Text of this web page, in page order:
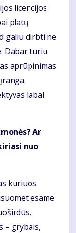
licencijos
platų
galiu dirbti ne
Dabar turiu
aprūpinimas
labai
Ar
nuo
kuriuos
esame
– grybais,